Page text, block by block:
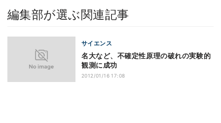
編集部が選ぶ関連記事
サイエンス
名大など、不確定性原理の破れの実験的
観測に成功
2012/01/16 17:08